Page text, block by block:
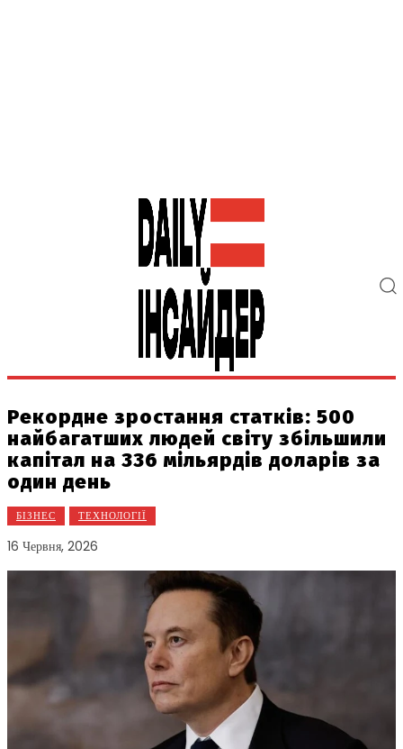
Рекордне зростання статків: 500
найбагатших людей світу збільшили
капітал на 336 мільярдів доларів за
один день
БІЗНЕС ТЕХНОЛОГІЇ
16 Червня, 2026